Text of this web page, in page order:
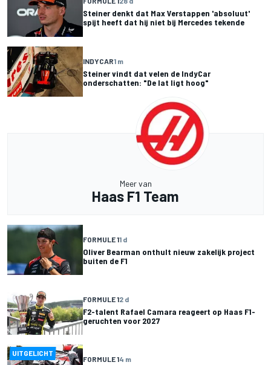
Steiner denkt dat Max Verstappen 'absoluut'
spijt heeft dat hij niet bij Mercedes tekende
INDYCAR1 m
Steiner vindt dat velen de IndyCar
onderschatten: "De lat ligt hoog"
Meer van
Haas F1 Team
FORMULE 11 d
Oliver Bearman onthult nieuw zakelijk project
buiten de F1
FORMULE 12 d
F2-talent Rafael Camara reageert op Haas F1-
geruchten voor 2027
UITGELICHT
FORMULE 14 m